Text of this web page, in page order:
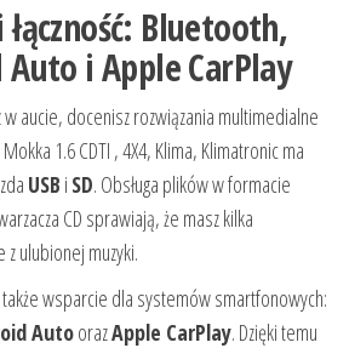
Bluetooth,
Auto i Apple CarPlay
w aucie, docenisz rozwiązania multimedialne
1.6 CDTI , 4X4, Klima, Klimatronic ma
USB i SD. Obsługa plików w formacie
CD sprawiają, że masz kilka
ulubionej muzyki.
także wsparcie dla systemów smartfonowych:
AutoorazApple CarPlay. Dzięki temu